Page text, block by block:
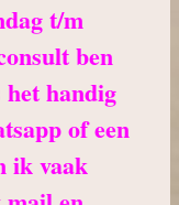
t/m
ben
handig
of een
ik vaak